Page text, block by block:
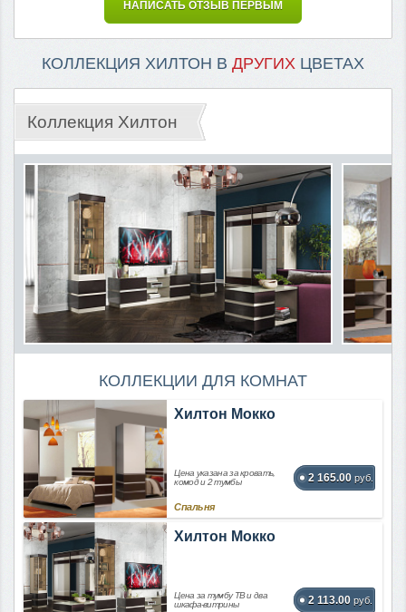
НАПИСАТЬ ОТЗЫВ ПЕРВЫМ
КОЛЛЕКЦИЯ ХИЛТОН В ДРУГИХ ЦВЕТАХ
Коллекция Хилтон
КОЛЛЕКЦИИ ДЛЯ КОМНАТ
Хилтон Мокко
Цена указана за кровать,
комод и 2 тумбы
2 165.00 руб.
Спальня
Хилтон Мокко
Цена за тумбу ТВ и два
шкафа-витрины
2 113.00 руб.